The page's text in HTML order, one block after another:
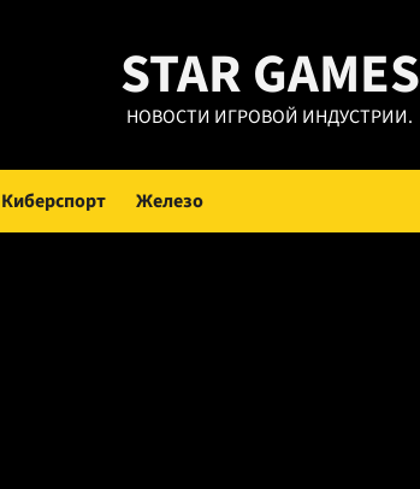
STAR GAMES
НОВОСТИ ИГРОВОЙ ИНДУСТРИИ.
Киберспорт Железо